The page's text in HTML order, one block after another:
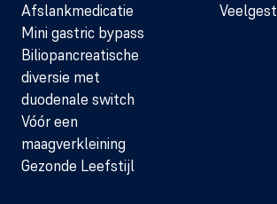
Afslankmedicatie
Mini gastric bypass
Biliopancreatische
diversie met
duodenale switch
Vóór een
maagverkleining
Gezonde Leefstijl